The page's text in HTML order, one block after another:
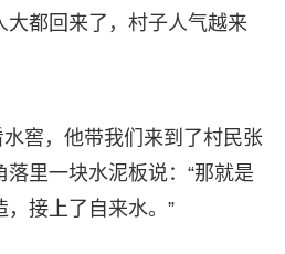
大都回来了，村子人气越来
窖，他带我们来到了村民张
里一块水泥板说：“那就是
接上了自来水。”